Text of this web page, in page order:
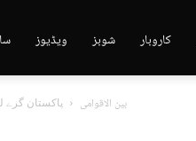
ویڈیوز شوبز کاروبار
بین الاقوامی
پاکستان گرے